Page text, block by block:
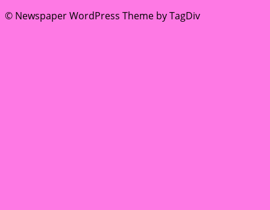
© Newspaper WordPress Theme by TagDiv